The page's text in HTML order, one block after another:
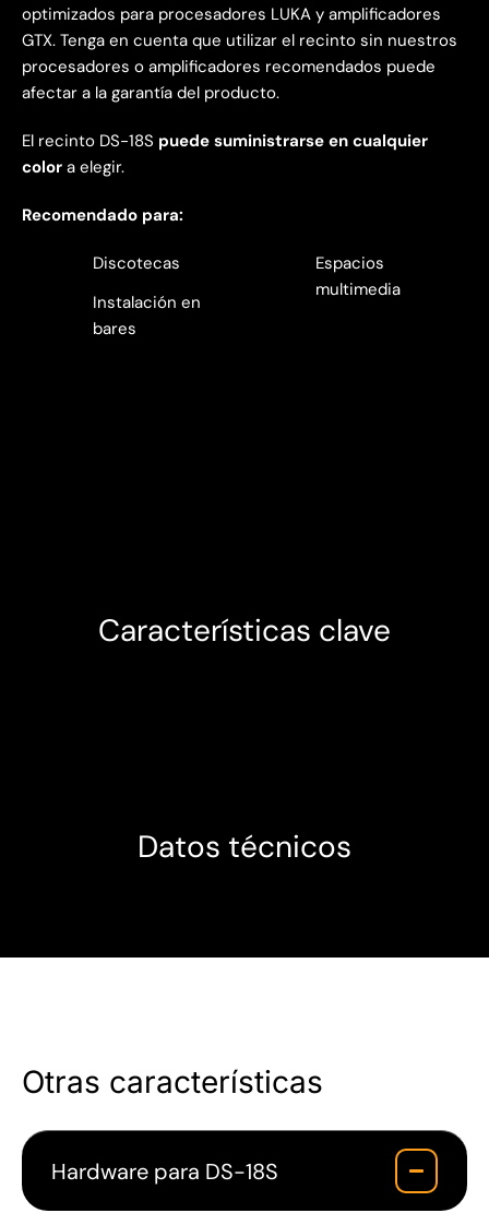
Características clave
Datos técnicos
optimizados para procesadores LUKA y amplificadores
GTX. Tenga en cuenta que utilizar el recinto sin nuestros
procesadores o amplificadores recomendados puede
afectar a la garantía del producto.
El recinto DS-18S puede suministrarse en cualquier
color a elegir.
Recomendado para:
Discotecas
Instalación en
bares
Espacios
multimedia
Otras características
Hardware para DS-18S